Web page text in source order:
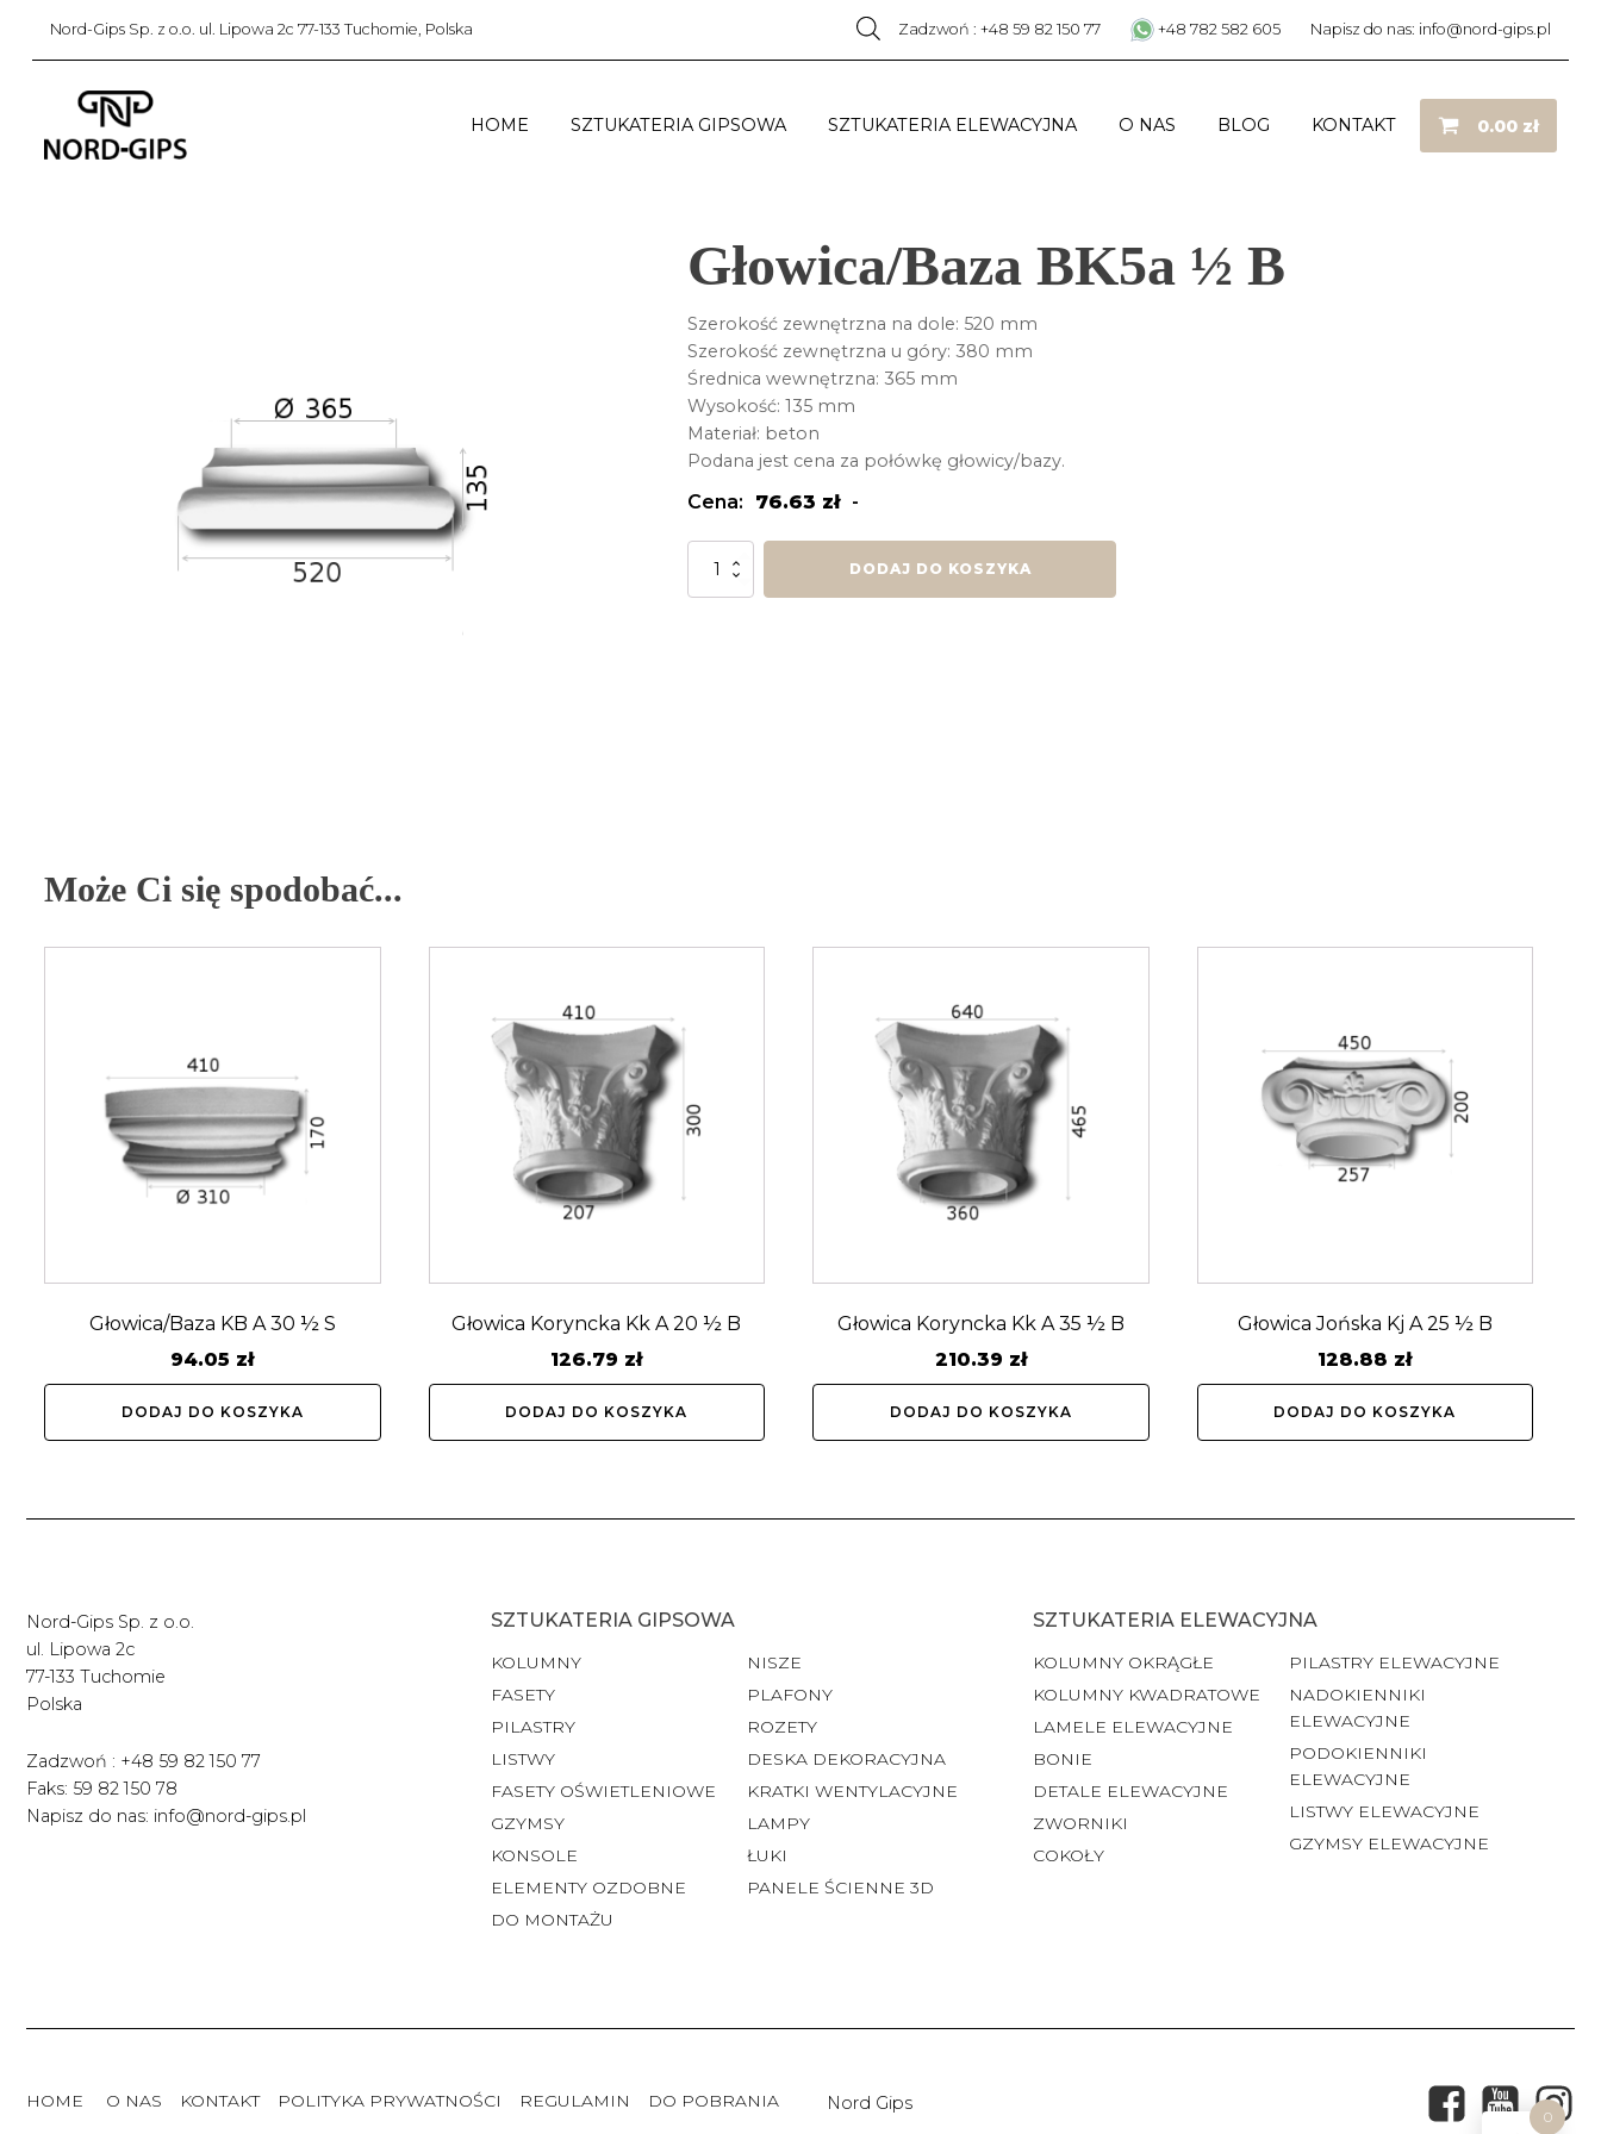
Nord-Gips Sp. z o.o. ul. Lipowa 2c 77-133 Tuchomie, Polska Zadzwoń : +48 59 82 150 77 +48 782 582 605 Napisz do nas: info@nord-gips.pl
HOME SZTUKATERIA GIPSOWA SZTUKATERIA ELEWACYJNA O NAS BLOG KONTAKT 0.00 zł
Głowica/Baza BK5a ½ B
Szerokość zewnętrzna na dole: 520 mm
Szerokość zewnętrzna u góry: 380 mm
Średnica wewnętrzna: 365 mm
Wysokość: 135 mm
Materiał: beton
Podana jest cena za połówkę głowicy/bazy.
Cena: 76.63 zł -
ilość
DODAJ DO KOSZYKA
Może Ci się spodobać...
Głowica/Baza KB A 30 ½ S
94.05 zł
DODAJ DO KOSZYKA
Głowica Koryncka Kk A 20 ½ B
126.79 zł
DODAJ DO KOSZYKA
Głowica Koryncka Kk A 35 ½ B
210.39 zł
DODAJ DO KOSZYKA
Głowica Jońska Kj A 25 ½ B
128.88 zł
DODAJ DO KOSZYKA
Nord-Gips Sp. z o.o.
ul. Lipowa 2c
77-133 Tuchomie
Polska
Zadzwoń : +48 59 82 150 77
Faks: 59 82 150 78
Napisz do nas: info@nord-gips.pl
SZTUKATERIA GIPSOWA
KOLUMNY
FASETY
PILASTRY
LISTWY
FASETY OŚWIETLENIOWE
GZYMSY
KONSOLE
ELEMENTY OZDOBNE
DO MONTAŻU
NISZE
PLAFONY
ROZETY
DESKA DEKORACYJNA
KRATKI WENTYLACYJNE
LAMPY
ŁUKI
PANELE ŚCIENNE 3D
SZTUKATERIA ELEWACYJNA
KOLUMNY OKRĄGŁE
KOLUMNY KWADRATOWE
LAMELE ELEWACYJNE
BONIE
DETALE ELEWACYJNE
ZWORNIKI
COKOŁY
PILASTRY ELEWACYJNE
NADOKIENNIKI
ELEWACYJNE
PODOKIENNIKI
ELEWACYJNE
LISTWY ELEWACYJNE
GZYMSY ELEWACYJNE
HOME O NAS KONTAKT POLITYKA PRYWATNOŚCI REGULAMIN DO POBRANIA Nord Gips
0